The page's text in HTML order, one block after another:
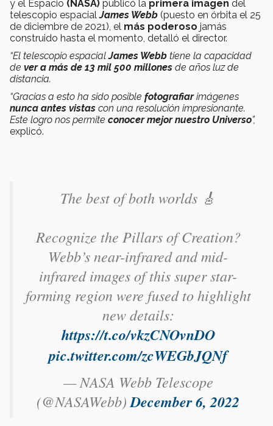
y el Espacio (NASA) publicó la primera imagen del
telescopio espacialJames Webb (puesto en órbita el 25
de diciembre de 2021), el más poderoso jamás
construido hasta el momento, detalló el director.
“El telescopio espacialJames Webb tiene la capacidad
de ver a más de 13 mil 500 millones de años luz de
distancia.
“Gracias a esto ha sido posible fotografiarimágenes
nunca antes vistas con una resolución impresionante.
Este logro nos permite conocer mejor nuestro Universo”,
explicó.
The best of both worlds 🎸
Recognize the Pillars of Creation?
Webb’s near-infrared and mid-
infrared images of this super star-
forming region were fused to highlight
new details:
https://t.co/vkzCNOvnDO
pic.twitter.com/zcWEGbJQNf
— NASA Webb Telescope
(@NASAWebb) December 6, 2022